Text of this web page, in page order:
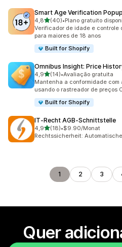
Smart Age Verification Popup
4,8de 5 estrelas
(40)
40 avaliações ao todo
•Plano gratuito
Verificador de idade e controle
para maiores de 18 anos
Built for Shopify
Omnibus Insight: Price
4,9de 5 estrelas
(14)
14 avaliações ao todo
•Avaliação gratuita
Mantenha a conformidade com
usando o rastreador de preços
Built for Shopify
IT‑Recht AGB‑Schnittstelle
4,9de 5 estrelas
(18)
18 avaliações ao todo
•$9.90/Monat
Rechtssicherheit:
1 2 3
Quer